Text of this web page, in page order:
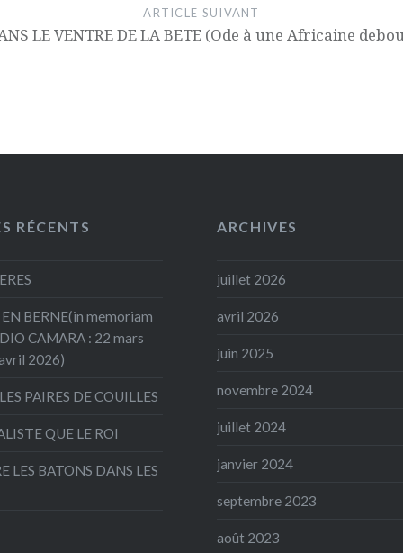
ARTICLE SUIVANT
LE VENTRE DE LA BETE (Ode à une Africaine
RÉCENTS
BERNE(in memoriam
CAMARA : 22 mars
2026)
PAIRES DE COUILLES
QUE LE ROI
LES BATONS DANS LES
ARCHIVES
juillet 2026
avril 2026
juin 2025
novembre 2024
juillet 2024
janvier 2024
septembre 2023
août 2023